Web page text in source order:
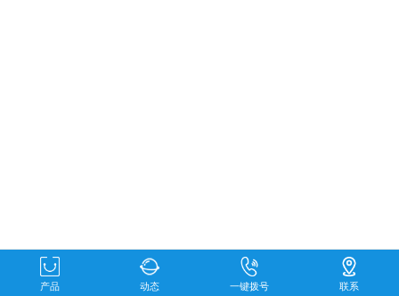
产品 动态 一键拨号 联系